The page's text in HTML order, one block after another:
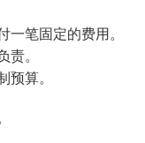
笔固定的费用。
。
算。